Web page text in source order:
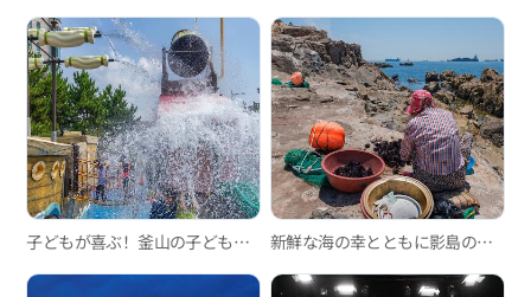
子どもが喜ぶ！釜山の子ども向けウォーターパーク3選 新鮮な海の幸とともに影島の風情も楽しめる影島海女村